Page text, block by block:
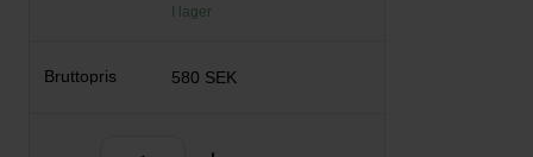
I lager
580 SEK